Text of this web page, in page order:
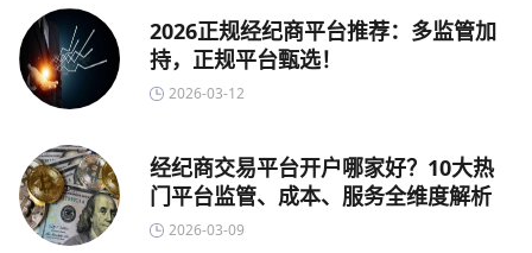
2026正规经纪商平台推荐：多监管加
持，正规平台甄选！
2026-03-12
经纪商交易平台开户哪家好？10大热
门平台监管、成本、服务全维度解析
2026-03-09